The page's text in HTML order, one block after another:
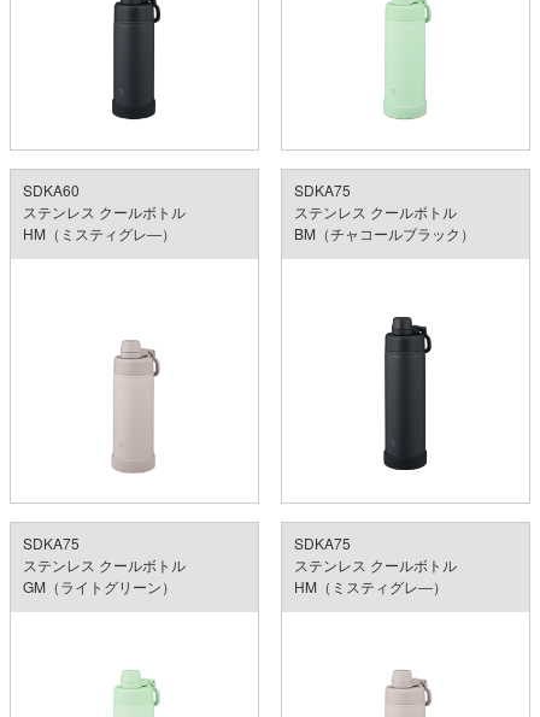
SDKA60
ステンレス クールボトル
HM（ミスティグレ―）
SDKA75
ステンレス クールボトル
BM（チャコールブラック）
SDKA75
ステンレス クールボトル
GM（ライトグリーン）
SDKA75
ステンレス クールボトル
HM（ミスティグレ―）